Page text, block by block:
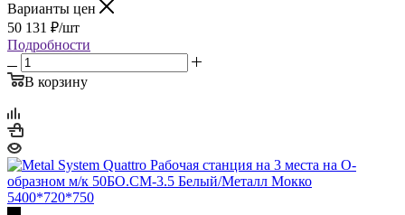
Варианты цен
50 131 ₽/шт
Подробности
В корзину